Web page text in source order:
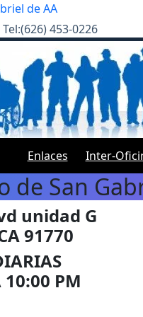
de AA
453-0226
Enlaces Inter-
de San
unidad G
91770
10:00 PM